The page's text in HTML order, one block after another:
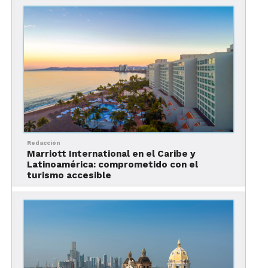
2. Catarata de Gocta
Cachapoyas a Nuevo Tingo y
piensas que el camino hacia Kuélap es muy
largo, puedes cambiar esta parada por la
Catarata de Gocta.Con más de 750 metros de
altura, esta catarata es una de las más altas de
Latinoamérica y uno de los lugares imperdibles
para conocer en Perú.
Para llegarhay que dirigirse a Cocachimba o al
Pueblo de San Pablo, el trayecto de senderismo
parte de este trayecto montando a caballo.
Redacción
Marriott International en el Caribe y
Latinoamérica: comprometido con el
turismo accesible